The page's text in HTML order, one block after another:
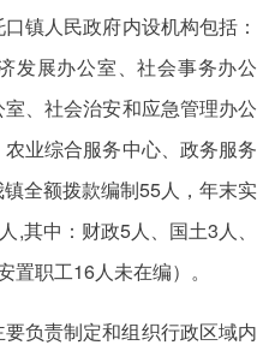
镇人民政府内设机构包括：
发展办公室、社会事务办公
、社会治安和应急管理办公
业综合服务中心、政务服务
全额拨款编制55人，年末实
,其中：财政5人、国土3人、
职工16人未在编）。
负责制定和组织行政区域内